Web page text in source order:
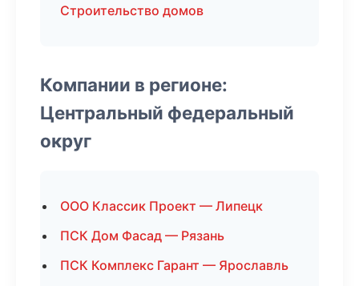
Строительство домов
Компании в регионе:
Центральный федеральный
округ
ООО Классик Проект — Липецк
ПСК Дом Фасад — Рязань
ПСК Комплекс Гарант — Ярославль